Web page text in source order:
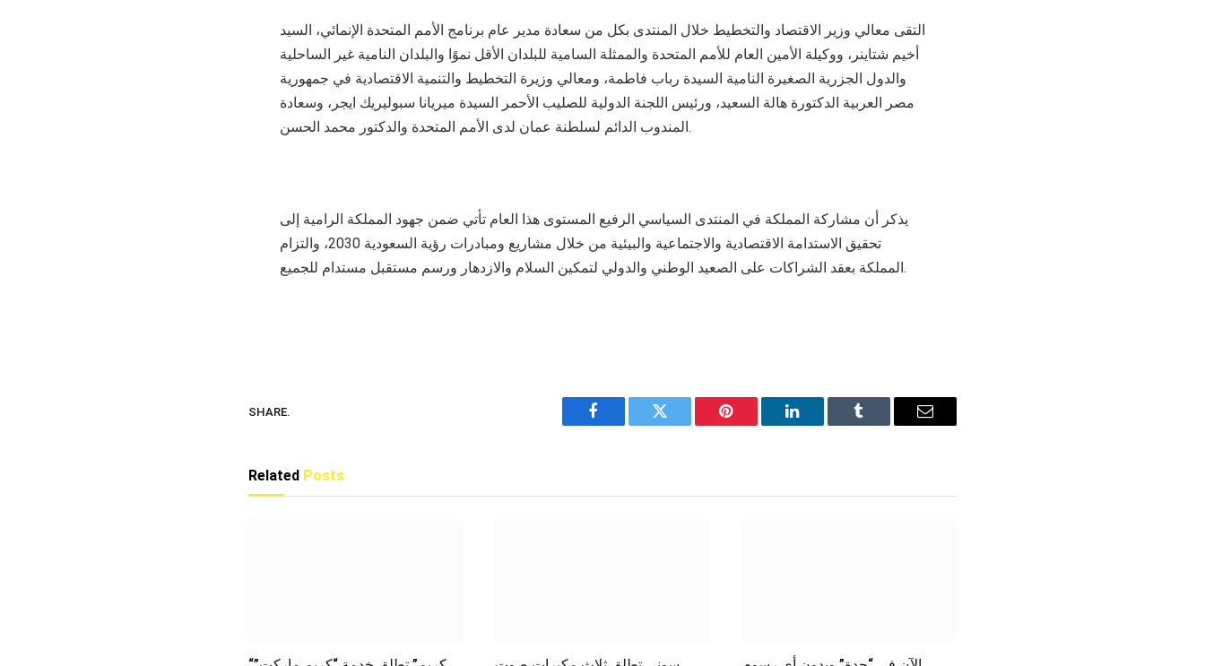
التقى معالي وزير الاقتصاد والتخطيط خلال المنتدى بكل من سعادة مدير عام برنامج الأمم المتحدة الإنمائي، السيد
أخيم شتاينر، ووكيلة الأمين العام للأمم المتحدة والممثلة السامية للبلدان الأقل نموًا والبلدان النامية غير الساحلية
والدول الجزرية الصغيرة النامية السيدة رباب فاطمة، ومعالي وزيرة التخطيط والتنمية الاقتصادية في جمهورية
مصر العربية الدكتورة هالة السعيد، ورئيس اللجنة الدولية للصليب الأحمر السيدة ميريانا سبوليريك ايجر، وسعادة
المندوب الدائم لسلطنة عمان لدى الأمم المتحدة والدكتور محمد الحسن.
يذكر أن مشاركة المملكة في المنتدى السياسي الرفيع المستوى هذا العام تأتي ضمن جهود المملكة الرامية إلى
تحقيق الاستدامة الاقتصادية والاجتماعية والبيئية من خلال مشاريع ومبادرات رؤية السعودية 2030، والتزام
المملكة بعقد الشراكات على الصعيد الوطني والدولي لتمكين السلام والازدهار ورسم مستقبل مستدام للجميع.
SHARE.
Facebook Twitter Pinterest LinkedIn Tumblr Email
Related Posts